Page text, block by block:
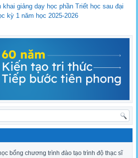
khai giảng dạy học phần Triết học sau đại
kỳ 1 năm học 2025-2026
bổng chương trình đào tạo trình độ thạc sĩ